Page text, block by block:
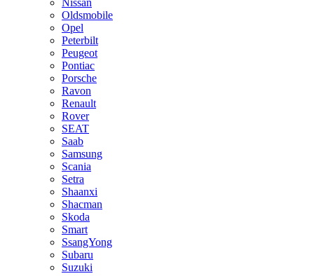
Oldsmobile
Opel
Peterbilt
Peugeot
Pontiac
Porsche
Ravon
Renault
Rover
SEAT
Saab
Samsung
Scania
Setra
Shaanxi
Shacman
Skoda
Smart
SsangYong
Subaru
Suzuki